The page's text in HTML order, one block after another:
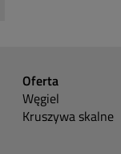
Oferta
Węgiel
Kruszywa skalne